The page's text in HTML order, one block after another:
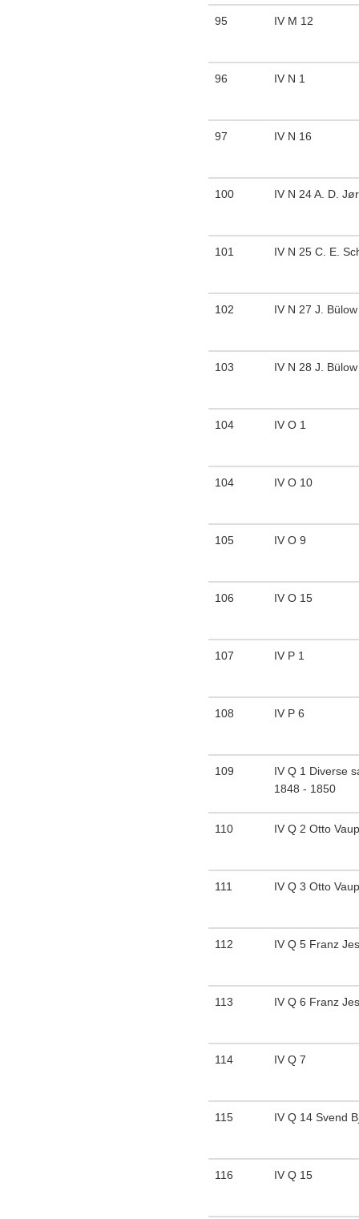
95 IV M 12
96 IV N 1
97 IV N 16
100 IV N 24 A. D.
101 IV N 25 C. E.
102 IV N 27 J. Bülow
103 IV N 28 J. Bülow
104 IV O 1
104 IV O 10
105 IV O 9
106 IV O 15
107 IV P 1
108 IV P 6
109
IV Q 1 Diverse
1848 - 1850
110 IV Q 2 Otto
111 IV Q 3 Otto
112 IV Q 5 Franz
113 IV Q 6 Franz
114 IV Q 7
115 IV Q 14 Svend
116 IV Q 15